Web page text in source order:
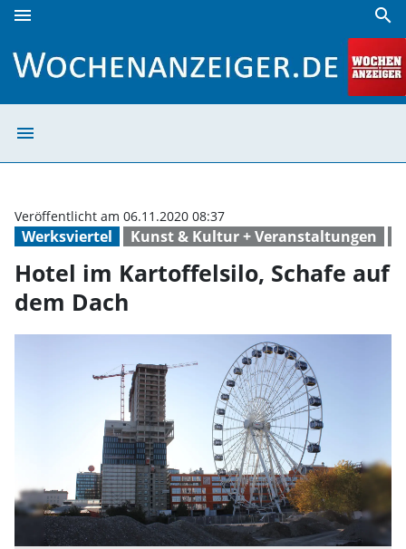
menu search
menu
Werksviertel Kunst & Kultur + Veranstaltungen
Veröffentlicht am 06.11.2020 08:37
Hotel im Kartoffelsilo, Schafe auf
dem Dach